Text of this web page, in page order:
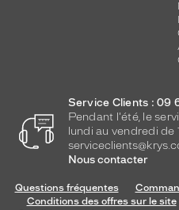
Service Clients : 09
Pendant l'été, le
lundi au vendredi de
Nous contacter
Questions fréquentes
Conditions des offres sur le site